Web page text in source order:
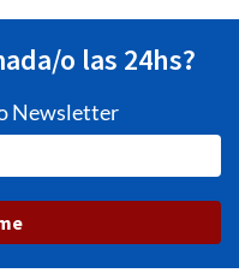
o las 24hs?
Newsletter